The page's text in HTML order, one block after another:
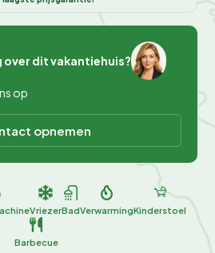
over dit vakantiehuis?
op
opnemen
VriezerBadVerwarmingKinderstoel
Barbecue